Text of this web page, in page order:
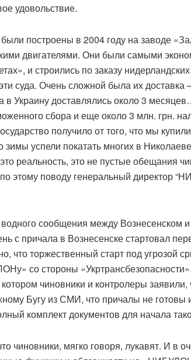
удовольствие.
построены в 2004 году на заводе
двигателями. Они были самыми
и строились по заказу
суда. Очень сложной была их доставка
в Украину доставлялись около 3
сбора и еще около 3 млн. грн.
получило от того, что мы
успели покатать многих в
реальность, это не пустые обещания
этому поводу генеральный директор
сообщения между Вознесенском
с причала в Вознесенске стартовал
что торжественный старт под угрозой
со стороны
чиновники и контролеры заявили,
Бугу из СМИ, что причалы не
комплект документов для начала
чиновники, мягко говоря, лукавят. И в